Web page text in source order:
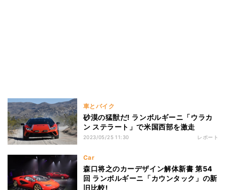
車とバイク
砂漠の猛獣だ! ランボルギーニ「ウラカ
ン ステラート」で米国西部を激走
2023/05/25 11:30 レポート
Car
森口将之のカーデザイン解体新書 第54
回 ランボルギーニ「カウンタック」の新
旧比較!